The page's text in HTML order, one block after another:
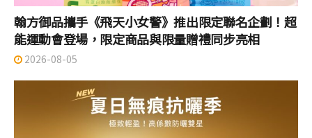
翰方御品攜手《飛天小女警》推出限定聯名企劃！超
能運動會登場，限定商品與限量贈禮同步亮相
2026-08-05